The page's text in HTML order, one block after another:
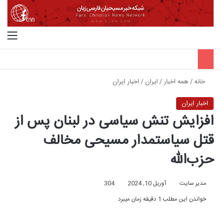
خانه/همه اخبار/ایران /اخبار ایران
اخبار ایران
افزایش تنش سیاسی در لبنان پس از
قتل سیاستمدار مسیحی مخالف
حزب‌الله
مدیر سایت آوریل 10, 2024
304
خواندن این مطلب 1 دقیقه زمان میبرد